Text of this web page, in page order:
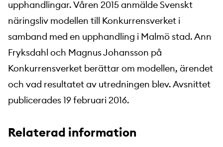
upphandlingar. Våren 2015 anmälde Svenskt
näringsliv modellen till Konkurrensverket i
samband med en upphandling i Malmö stad. Ann
Fryksdahl och Magnus Johansson på
Konkurrensverket berättar om modellen, ärendet
och vad resultatet av utredningen blev. Avsnittet
publicerades 19 februari 2016.
Relaterad information